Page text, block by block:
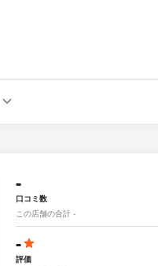
-
口コミ数
この店舗の合計 -
-
評価